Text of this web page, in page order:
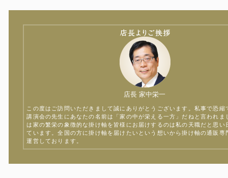
店長 家中栄一
この度はご訪問いただきまして誠にありがとうございます。私事で恐縮
講演会の先生にあなたの名前は「家の中が栄える一方」だねと言われま
は家の繁栄の象徴的な掛け軸を皆様にお届けするのは私の天職だと思い
ています。全国の方に掛け軸を届けたいという想いから掛け軸の通販専
運営しております。